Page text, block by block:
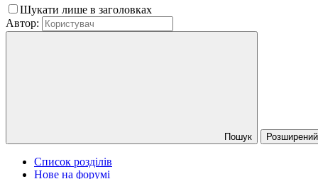
Шукати лише в заголовках
Автор:
Пошук
Список розділів
Нове на форумі